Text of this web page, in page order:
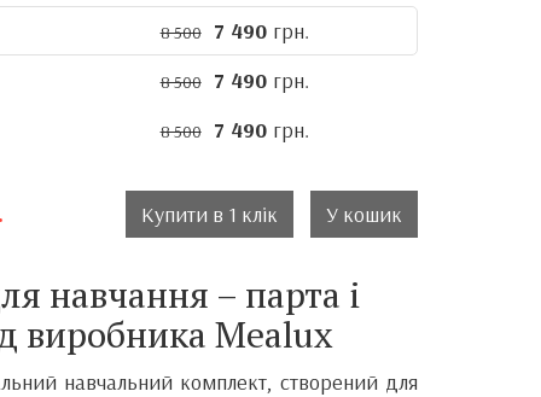
8 500 7 490 грн.
8 500 7 490 грн.
8 500 7 490 грн.
Купити в 1 клік У кошик
навчання – парта і
виробника Mealux
навчальний комплект, створений для